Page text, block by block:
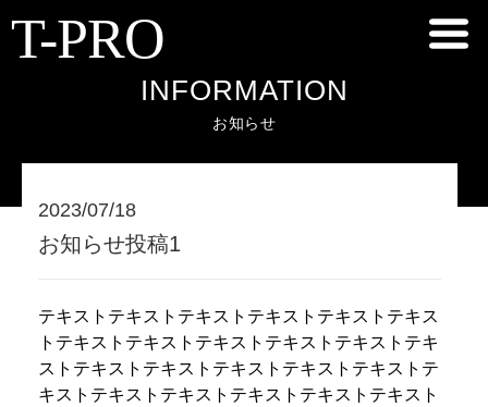
T-PRO
INFORMATION
お知らせ
2023/07/18
お知らせ投稿1
テキストテキストテキストテキストテキストテキス
トテキストテキストテキストテキストテキストテキ
ストテキストテキストテキストテキストテキストテ
キストテキストテキストテキストテキストテキスト